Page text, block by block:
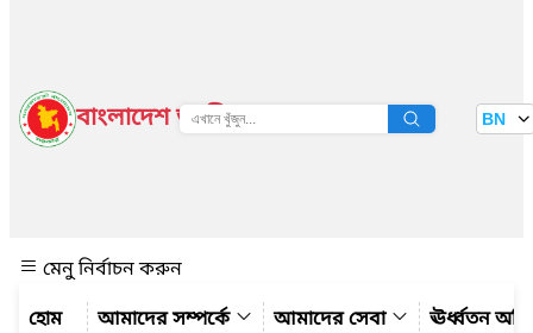
বাংলাদেশ জাতীয় তথ্য বাতায়ন BN
মেনু নির্বাচন করুন
আমাদের সম্পর্কে
আমাদের সেবা ঊর্ধ্বতন